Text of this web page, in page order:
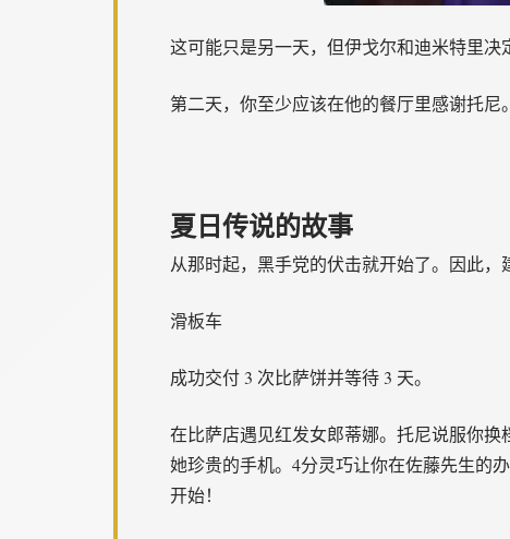
这可能只是另一天，但伊戈尔和迪米特里决
第二天，你至少应该在他的餐厅里感谢托尼
夏日传说的故事
从那时起，黑手党的伏击就开始了。因此，
滑板车
成功交付 3 次比萨饼并等待 3 天。
在比萨店遇见红发女郎蒂娜。托尼说服你换
她珍贵的手机。4分灵巧让你在佐藤先生的
开始！